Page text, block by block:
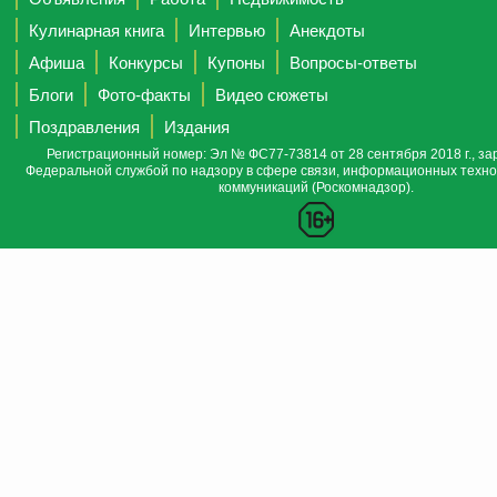
Кулинарная книга
Интервью
Анекдоты
Афиша
Конкурсы Купоны
Вопросы-ответы
Блоги
Фото-факты
Видео сюжеты
Поздравления
Издания
Регистрационный номер: Эл № ФС77-73814 от 28 сентября 2018 г.,
Федеральной службой по надзору в сфере связи, информационных
коммуникаций (Роскомнадзор).